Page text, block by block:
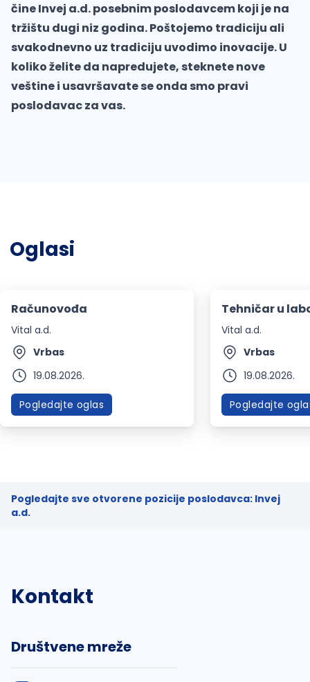
čine Invej a.d. posebnim poslodavcem koji je na
tržištu dugi niz godina. Poštojemo tradiciju ali
svakodnevno uz tradiciju uvodimo inovacije. U
koliko želite da napredujete, steknete nove
veštine i usavršavate se onda smo pravi
poslodavac za vas.
Oglasi
Računovođa
Vital a.d.
Vrbas
19.08.2026.
Pogledajte oglas
Tehničar u
Vital a.d.
Vrbas
19.08.2026.
Pogledajte
Pogledajte sve otvorene pozicije poslodavca: Invej
a.d.
Kontakt
Društvene mreže